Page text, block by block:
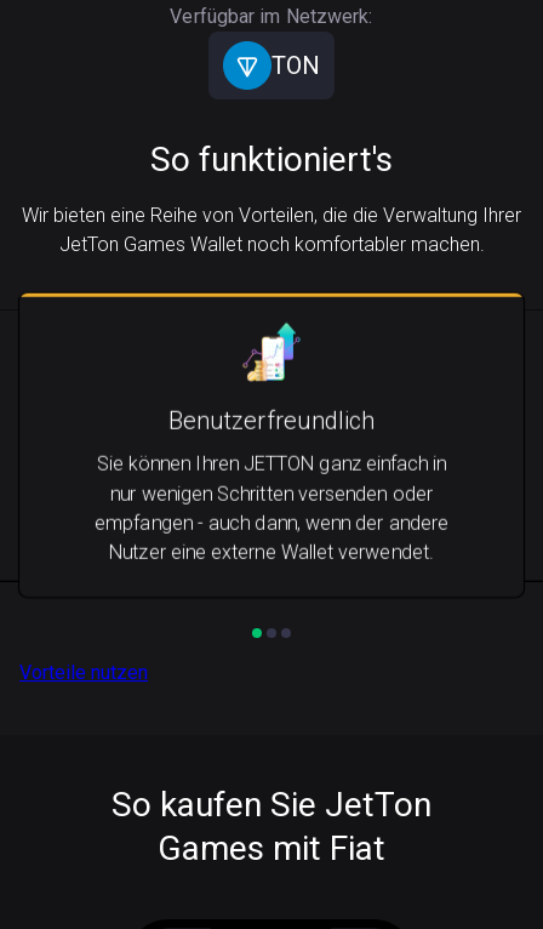
Verfügbar im Netzwerk:
TON
So funktioniert's
Wir bieten eine Reihe von Vorteilen, die die Verwaltung Ihrer
JetTon Games Wallet noch komfortabler machen.
Benutzerfreundlich
Sie können Ihren JETTON ganz einfach in
nur wenigen Schritten versenden oder
empfangen - auch dann, wenn der andere
Nutzer eine externe Wallet verwendet.
Vorteile nutzen
So kaufen Sie JetTon
Games mit Fiat